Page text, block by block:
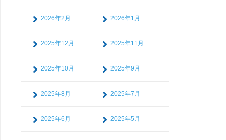
2026年2月 2026年1月
2025年12月 2025年11月
2025年10月 2025年9月
2025年8月 2025年7月
2025年6月 2025年5月